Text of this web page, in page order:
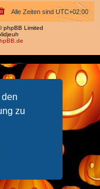
zu
Alle Zeiten sind UTC+02:00
phpBB Limited